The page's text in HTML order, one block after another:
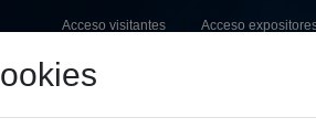
Acceso visitantes Acceso